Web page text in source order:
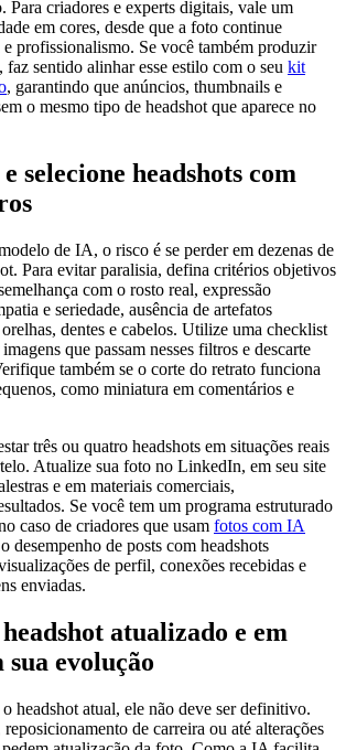
Para criadores e experts digitais, vale um
em cores, desde que a foto continue
profissionalismo. Se você também produzir
faz sentido alinhar esse estilo com o seu kit
, garantindo que anúncios, thumbnails e
o mesmo tipo de headshot que aparece no
selecione headshots com
de IA, o risco é se perder em dezenas de
Para evitar paralisia, defina critérios objetivos
com o rosto real, expressão
e seriedade, ausência de artefatos
dentes e cabelos. Utilize uma checklist
que passam nesses filtros e descarte
também se o corte do retrato funciona
como miniatura em comentários e
três ou quatro headshots em situações reais
Atualize sua foto no LinkedIn, em seu site
e em materiais comerciais,
Se você tem um programa estruturado
caso de criadores que usam fotos com IA
desempenho de posts com headshots
de perfil, conexões recebidas e
enviadas.
atualizado e em
evolução
headshot atual, ele não deve ser definitivo.
de carreira ou até alterações